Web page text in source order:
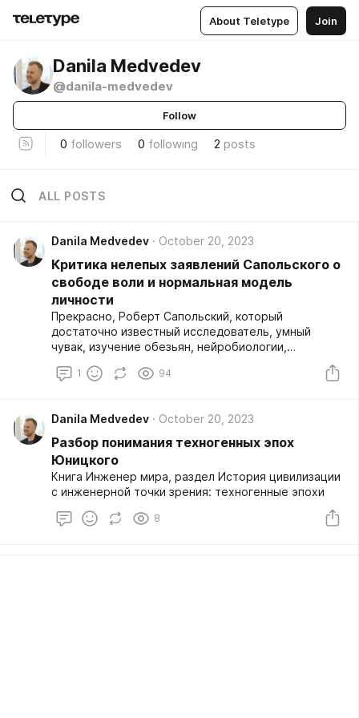
About Teletype Join
Danila Medvedev
@danila-medvedev
Follow
0 followers 0 following 2 posts
ALL POSTS
Danila Medvedev October 20, 2023
Критика нелепых заявлений Сапольского о
свободе воли и нормальная модель
личности
Прекрасно, Роберт Сапольский, который
достаточно известный исследователь, умный
чувак, изучение обезьян, нейробиологии,
философию и в когнитивную науку заодно.
1 94
Danila Medvedev October 20, 2023
Разбор понимания техногенных эпох
Юницкого
Книга Инженер мира, раздел История цивилизации
с инженерной точки зрения: техногенные эпохи
8